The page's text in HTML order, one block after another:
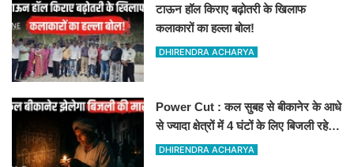
टाऊन हॉल किराए बढ़ोतरी के खिलाफ
कलाकारों का हल्ला बोल!
DHIRENDRA ACHARYA
Power Cut : कल सुबह से बीकानेर के आधे
से ज्यादा क्षेत्रों में 4 घंटों के लिए बिजली रहेगी
गुल
DHIRENDRA ACHARYA